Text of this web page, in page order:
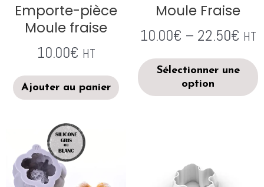
Emporte-pièce
Moule fraise
10.00€ HT
Ajouter au panier
Moule Fraise
10.00€ – 22.50€ HT
Sélectionner une
option